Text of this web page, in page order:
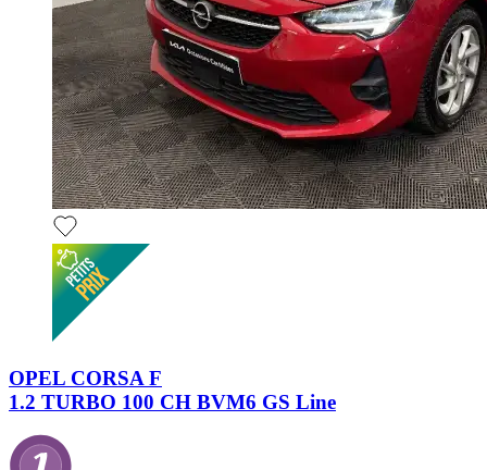
OPEL CORSA F
1.2 TURBO 100 CH BVM6 GS Line